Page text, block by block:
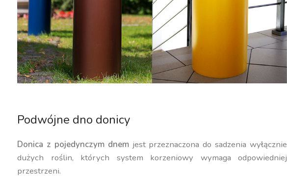
Podwójne dno donicy
Donica z pojedynczym dnemjest przeznaczona do sadzenia wyłącznie
dużych roślin, których system korzeniowy wymaga odpowiedniej
przestrzeni.